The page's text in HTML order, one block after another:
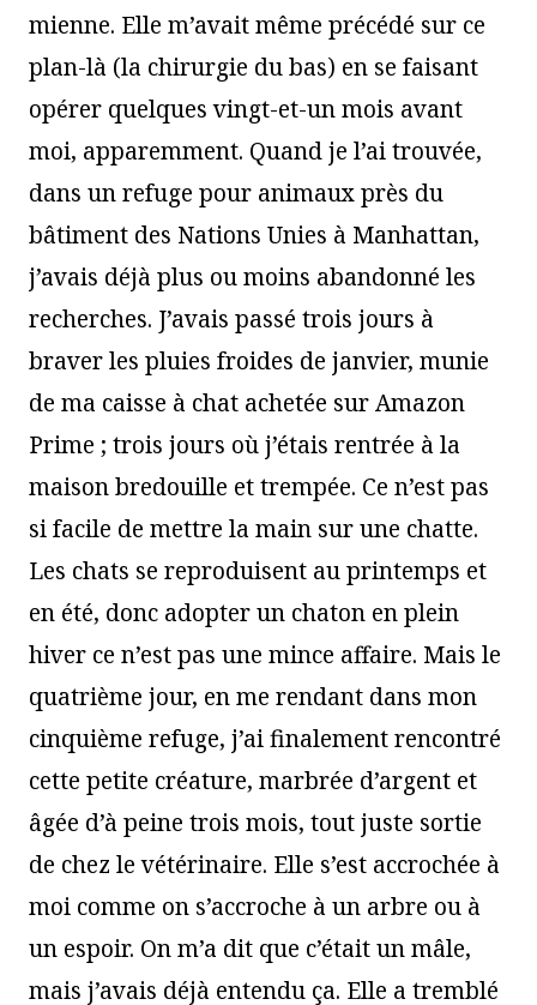
mienne. Elle m’avait même précédé sur ce
plan-là (la chirurgie du bas) en se faisant
opérer quelques vingt-et-un mois avant
moi, apparemment. Quand je l’ai trouvée,
dans un refuge pour animaux près du
bâtiment des Nations Unies à Manhattan,
j’avais déjà plus ou moins abandonné les
recherches. J’avais passé trois jours à
braver les pluies froides de janvier, munie
de ma caisse à chat achetée sur Amazon
Prime ; trois jours où j’étais rentrée à la
maison bredouille et trempée. Ce n’est pas
si facile de mettre la main sur une chatte.
Les chats se reproduisent au printemps et
en été, donc adopter un chaton en plein
hiver ce n’est pas une mince affaire. Mais le
quatrième jour, en me rendant dans mon
cinquième refuge, j’ai finalement rencontré
cette petite créature, marbrée d’argent et
âgée d’à peine trois mois, tout juste sortie
de chez le vétérinaire. Elle s’est accrochée à
moi comme on s’accroche à un arbre ou à
un espoir. On m’a dit que c’était un mâle,
mais j’avais déjà entendu ça. Elle a tremblé